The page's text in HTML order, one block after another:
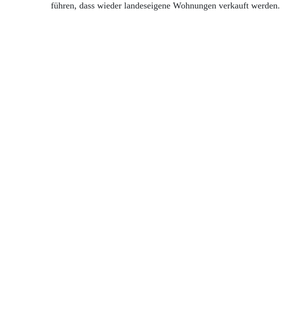
führen, dass wieder landeseigene Wohnungen verkauft werden.